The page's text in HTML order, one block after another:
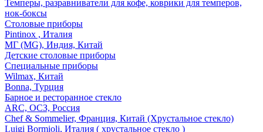
Темперы, разравниватели для кофе, коврики для темперов,
нок-боксы
Столовые приборы
Pintinox , Италия
МГ (MG), Индия, Китай
Детские столовые приборы
Специальные приборы
Wilmax, Китай
Bonna, Турция
Барное и ресторанное стекло
ARC, ОСЗ, Россия
Chef & Sommelier, Франция, Китай (Хрустальное стекло)
Luigi Bormioli, Италия ( хрустальное стекло )